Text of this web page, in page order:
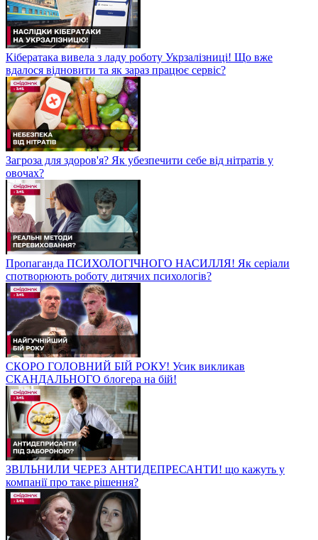
Кібератака вивела з ладу роботу Укрзалізниці! Що вже
вдалося відновити та як зараз працює сервіс?
Загроза для здоров'я? Як убезпечити себе від нітратів у
овочах?
Пропаганда ПСИХОЛОГІЧНОГО НАСИЛЛЯ! Як серіали
спотворюють роботу дитячих психологів?
СКОРО ГОЛОВНИЙ БІЙ РОКУ! Усик викликав
СКАНДАЛЬНОГО блогера на бій!
ЗВІЛЬНИЛИ ЧЕРЕЗ АНТИДЕПРЕСАНТИ! що кажуть у
компанії про таке рішення?